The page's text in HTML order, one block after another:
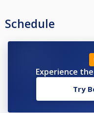
•Open voor alle niveaus
•Kwalificatie Masters (Top 16)
*De wedstrijden in de Single-
van Cuescore bepaald.
racelengtes en SKO-fase
Voorbeeld Seeding SKO
Schedule
Experience
Try